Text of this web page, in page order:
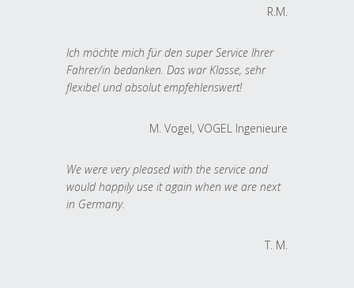
R.M.
Ich möchte mich für den super Service Ihrer
Fahrer/in bedanken. Das war Klasse, sehr
flexibel und absolut empfehlenswert!
M. Vogel, VOGEL Ingenieure
We were very pleased with the service and
would happily use it again when we are next
in Germany.
T. M.